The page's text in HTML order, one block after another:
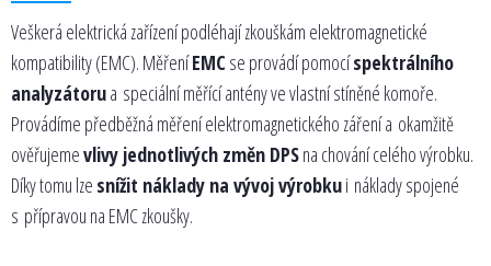
Veškerá elektrická zařízení podléhají zkouškám elektromagnetické
kompatibility (EMC). MěřeníEMC se provádí pomocíspektrálního
analyzátorua speciální měřící antény ve vlastní stíněné komoře.
Provádíme předběžná měření elektromagnetického záření a okamžitě
ověřujemevlivy jednotlivých změn DPSna chování celého výrobku.
Díky tomu lze snížit náklady na vývoj výrobkui náklady spojené
s přípravou na EMC zkoušky.